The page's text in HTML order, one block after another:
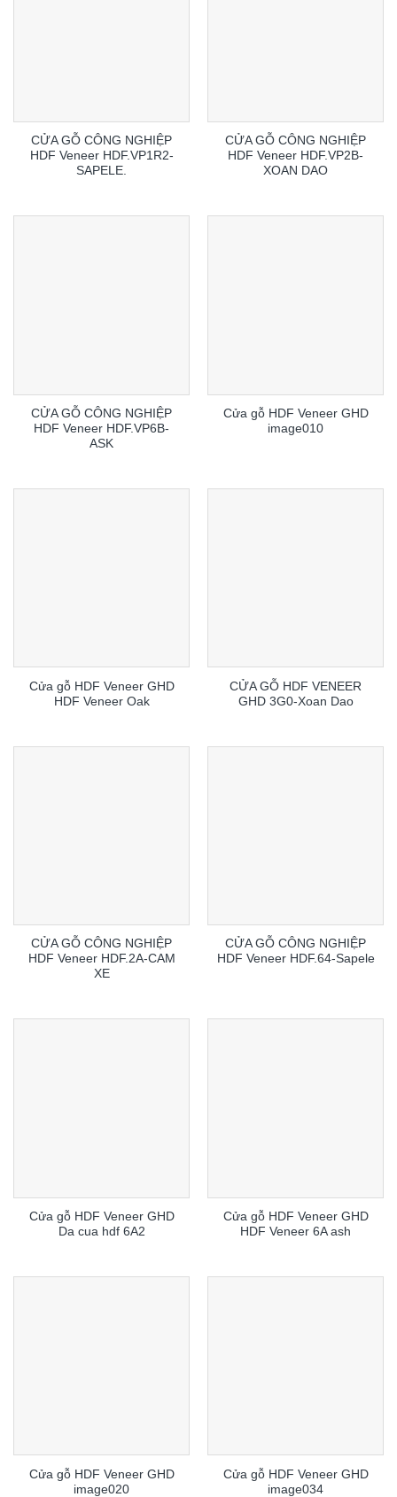
CỬA GỖ CÔNG NGHIỆP
HDF Veneer HDF.VP1R2-
SAPELE.
CỬA GỖ CÔNG NGHIỆP
HDF Veneer HDF.VP2B-
XOAN DAO
CỬA GỖ CÔNG NGHIỆP
HDF Veneer HDF.VP6B-
ASK
Cửa gỗ HDF Veneer GHD
image010
Cửa gỗ HDF Veneer GHD
HDF Veneer Oak
CỬA GỖ HDF VENEER
GHD 3G0-Xoan Dao
CỬA GỖ CÔNG NGHIỆP
HDF Veneer HDF.2A-CAM
XE
CỬA GỖ CÔNG NGHIỆP
HDF Veneer HDF.64-Sapele
Cửa gỗ HDF Veneer GHD
Da cua hdf 6A2
Cửa gỗ HDF Veneer GHD
HDF Veneer 6A ash
Cửa gỗ HDF Veneer GHD
image020
Cửa gỗ HDF Veneer GHD
image034